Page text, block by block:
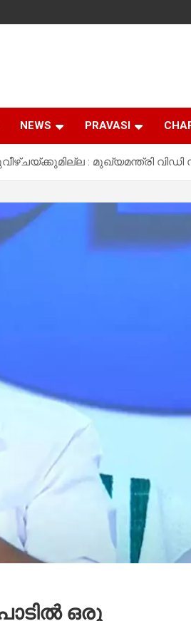
NEWS PRAVASI
: മുഖ്യമന്ത്രി
ഒരു